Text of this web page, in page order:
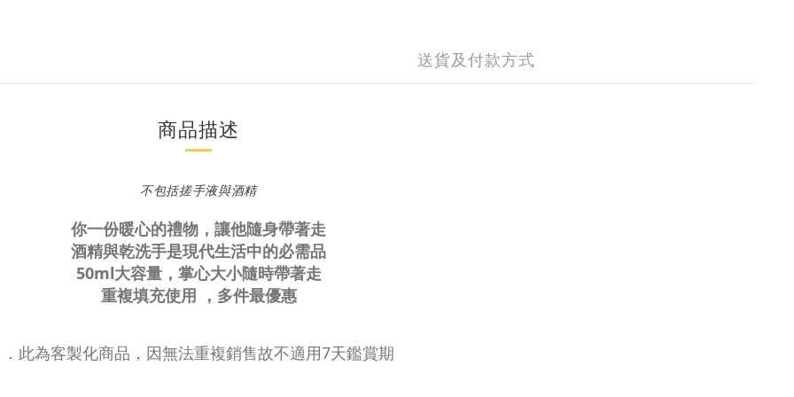
送貨及付款方式
商品描述
不包括搓手液與酒精
你一份暖心的禮物，讓他隨身帶著走
酒精與乾洗手是現代生活中的必需品
50ml大容量， 掌心大小隨時帶著走
重複填充使用 ，多件最優惠
．此為客製化商品，因無法重複銷售故不適用7天鑑賞期